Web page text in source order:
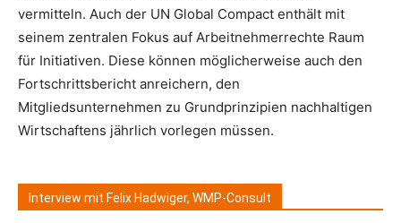
vermitteln. Auch der UN Global Compact enthält mit
seinem zentralen Fokus auf Arbeitnehmerrechte Raum
für Initiativen. Diese können möglicherweise auch den
Fortschrittsbericht anreichern, den
Mitgliedsunternehmen zu Grundprinzipien nachhaltigen
Wirtschaftens jährlich vorlegen müssen.
Interview mit Felix Hadwiger, WMP-Consult